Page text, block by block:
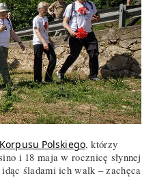
Polskiego, którzy
i 18 maja w rocznicę słynnej
śladami ich walk – zachęca